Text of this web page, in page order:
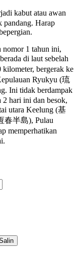
kabut atau awan
pandang. Harap
nomor 1 tahun ini,
di laut sebelah
bergerak ke
Ryukyu (琉
Ini tidak berdampak
2 hari ini dan besok,
utara Keelung (基
春半島), Pulau
memperhatikan